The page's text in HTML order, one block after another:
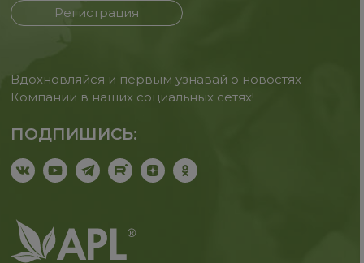
Регистрация
Вдохновляйся и первым узнавай о новостях
Компании в наших социальных сетях!
ПОДПИШИСЬ: